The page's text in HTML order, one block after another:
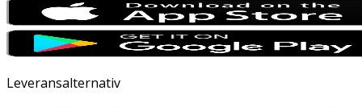
Leveransalternativ